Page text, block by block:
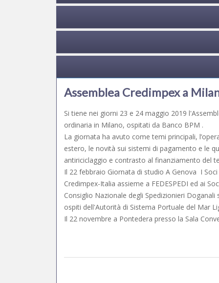
Assemblea Credimpex a
Si tiene nei giorni 23 e 24 maggio 2019
ordinaria in Milano, ospitati da Banco BPM .
La giornata ha avuto come temi principali,
estero, le novità sui sistemi di pagamento e le
antiriciclaggio e contrasto al finanziamento del
Il 22 febbraio Giornata di studio A Genova I Soci
Credimpex-Italia assieme a FEDESPEDI ed ai
Consiglio Nazionale degli Spedizionieri
ospiti dell'Autorità di Sistema Portuale del Mar
Il 22 novembre a Pontedera presso la Sala